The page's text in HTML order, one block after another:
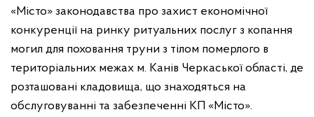
«Місто» законодавства про захист економічної
конкуренції на ринку ритуальних послуг з копання
могил для поховання труни з тілом померлого в
територіальних межах м. Канів Черкаської області, де
розташовані кладовища, що знаходяться на
обслуговуванні та забезпеченні КП «Місто».